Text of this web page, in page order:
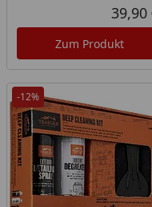
39,90
Zum Produkt
-12%